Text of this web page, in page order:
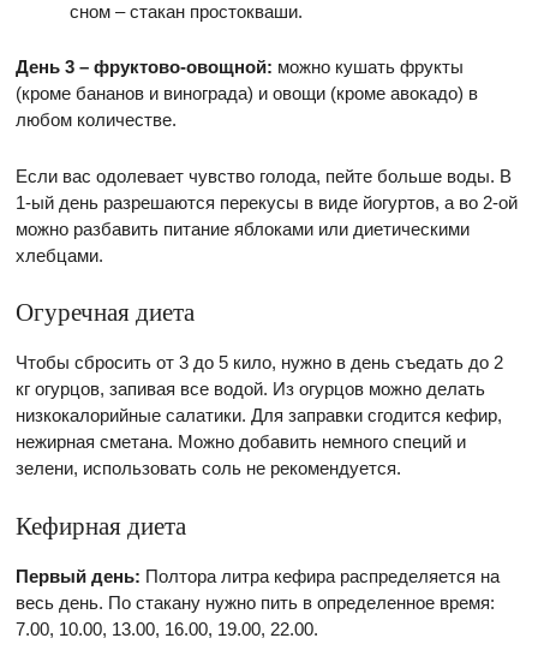
сном – стакан простокваши.
День 3 – фруктово-овощной: можно кушать фрукты
(кроме бананов и винограда) и овощи (кроме авокадо) в
любом количестве.
Если вас одолевает чувство голода, пейте больше воды. В
1-ый день разрешаются перекусы в виде йогуртов, а во 2-ой
можно разбавить питание яблоками или диетическими
хлебцами.
Огуречная диета
Чтобы сбросить от 3 до 5 кило, нужно в день съедать до 2
кг огурцов, запивая все водой. Из огурцов можно делать
низкокалорийные салатики. Для заправки сгодится кефир,
нежирная сметана. Можно добавить немного специй и
зелени, использовать соль не рекомендуется.
Кефирная диета
Первый день: Полтора литра кефира распределяется на
весь день. По стакану нужно пить в определенное время:
7.00, 10.00, 13.00, 16.00, 19.00, 22.00.